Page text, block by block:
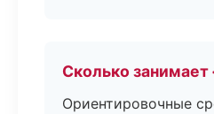
Сколько
Ориентировочные